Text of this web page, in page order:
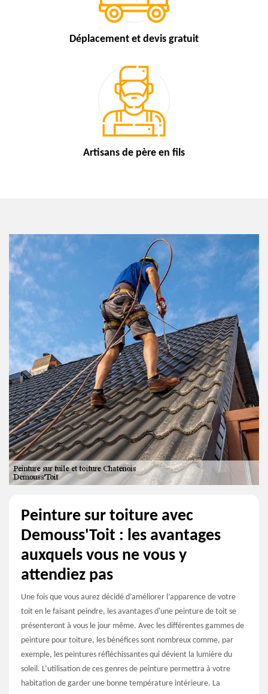
Déplacement et devis gratuit
Artisans de père en fils
Peinture sur toiture avec
Demouss'Toit : les avantages
auxquels vous ne vous y
attendiez pas
Une fois que vous aurez décidé d’améliorer l’apparence de votre
toit en le faisant peindre, les avantages d'une peinture de toit se
présenteront à vous le jour même. Avec les différentes gammes de
peinture pour toiture, les bénéfices sont nombreux comme, par
exemple, les peintures réfléchissantes qui dévient la lumière du
soleil. L’utilisation de ces genres de peinture permettra à votre
habitation de garder une bonne température intérieure. La